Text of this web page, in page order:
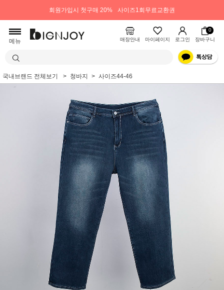
회원가입시 첫구매 20% 사이즈1회무료교환권
메뉴 매장안내 마이페이지 로그인
0
장바구니
국내브랜드 전체보기 청바지 사이즈44-46